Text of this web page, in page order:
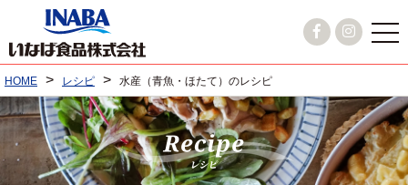
HOME > レシピ > 水産（青魚・ほたて）のレシピ